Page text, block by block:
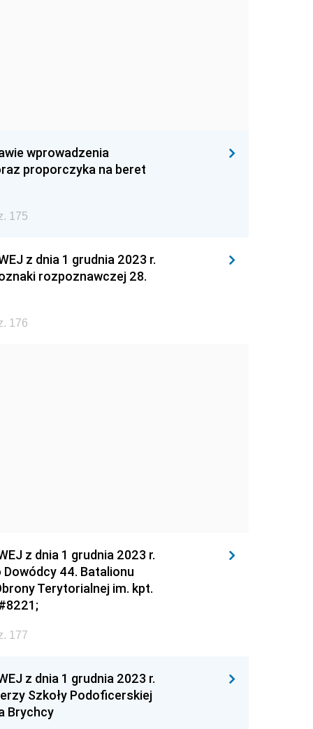
wprowadzenia
proporczyka na beret
175
z dnia 1 grudnia 2023 r.
rozpoznawczej 28.
176
z dnia 1 grudnia 2023 r.
44. Batalionu
Terytorialnej im. kpt.
177
z dnia 1 grudnia 2023 r.
Szkoły Podoficerskiej
Brychcy